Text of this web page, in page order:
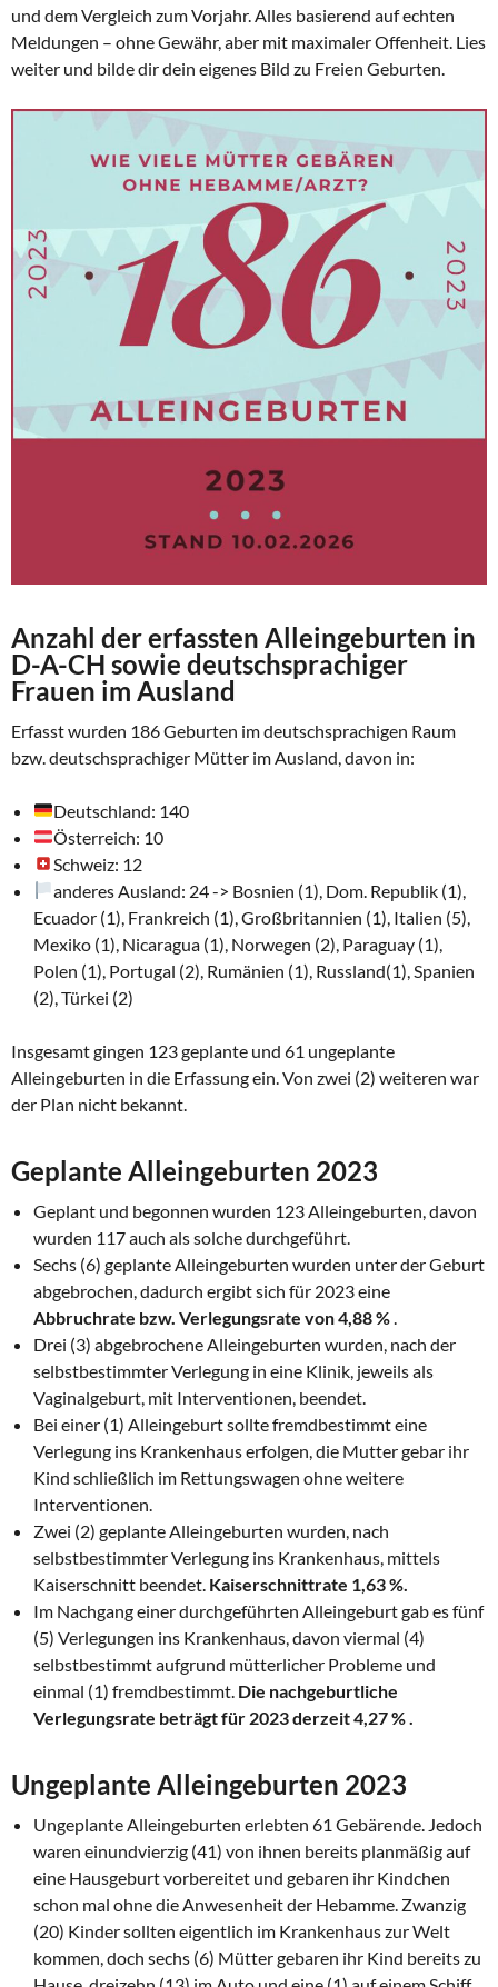
und dem Vergleich zum Vorjahr. Alles basierend auf echten
Meldungen – ohne Gewähr, aber mit maximaler Offenheit. Lies
weiter und bilde dir dein eigenes Bild zu Freien Geburten.
Anzahl der erfassten Alleingeburten in
D-A-CH sowie deutschsprachiger
Frauen im Ausland
Erfasst wurden 186 Geburten im deutschsprachigen Raum
bzw. deutschsprachiger Mütter im Ausland, davon in:
Deutschland: 140
Österreich: 10
Schweiz: 12
anderes Ausland: 24 -> Bosnien (1), Dom. Republik (1),
Ecuador (1), Frankreich (1), Großbritannien (1), Italien (5),
Mexiko (1), Nicaragua (1), Norwegen (2), Paraguay (1),
Polen (1), Portugal (2), Rumänien (1), Russland(1), Spanien
(2), Türkei (2)
Insgesamt gingen 123 geplante und 61 ungeplante
Alleingeburten in die Erfassung ein. Von zwei (2) weiteren war
der Plan nicht bekannt.
Geplante Alleingeburten 2023
Geplant und begonnen wurden 123 Alleingeburten, davon
wurden 117 auch als solche durchgeführt.
Sechs (6) geplante Alleingeburten wurden unter der Geburt
abgebrochen, dadurch ergibt sich für 2023 eine
Abbruchrate bzw. Verlegungsrate von 4,88 %
Drei (3) abgebrochene Alleingeburten wurden, nach der
selbstbestimmter Verlegung in eine Klinik, jeweils als
Vaginalgeburt, mit Interventionen, beendet.
Bei einer (1) Alleingeburt sollte fremdbestimmt eine
Verlegung ins Krankenhaus erfolgen, die Mutter gebar ihr
Kind schließlich im Rettungswagen ohne weitere
Interventionen.
Zwei (2) geplante Alleingeburten wurden, nach
selbstbestimmter Verlegung ins Krankenhaus, mittels
Kaiserschnitt beendet. Kaiserschnittrate 1,63 %.
Im Nachgang einer durchgeführten Alleingeburt gab es fünf
(5) Verlegungen ins Krankenhaus, davon viermal (4)
selbstbestimmt aufgrund mütterlicher Probleme und
einmal (1) fremdbestimmt. Die nachgeburtliche
Verlegungsrate beträgt für 2023 derzeit 4,27 % .
Ungeplante Alleingeburten 2023
Ungeplante Alleingeburten erlebten 61 Gebärende. Jedoch
waren einundvierzig (41) von ihnen bereits planmäßig auf
eine Hausgeburt vorbereitet und gebaren ihr Kindchen
schon mal ohne die Anwesenheit der Hebamme. Zwanzig
(20) Kinder sollten eigentlich im Krankenhaus zur Welt
kommen, doch sechs (6) Mütter gebaren ihr Kind bereits zu